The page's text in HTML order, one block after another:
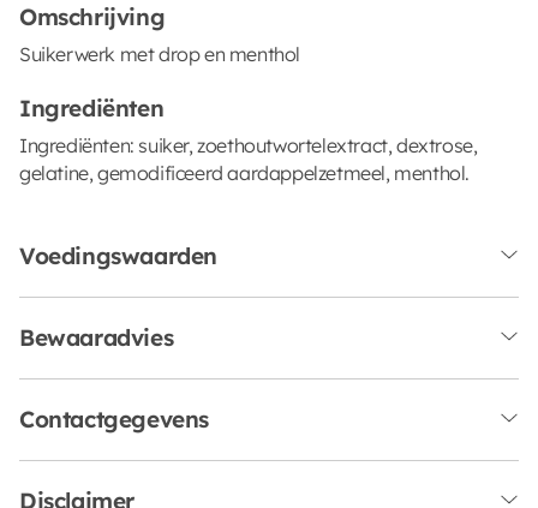
Omschrijving
Suikerwerk met drop en menthol
Ingrediënten
Ingrediënten: suiker, zoethoutwortelextract, dextrose,
gelatine, gemodificeerd aardappelzetmeel, menthol.
Voedingswaarden
Bewaaradvies
Contactgegevens
Disclaimer